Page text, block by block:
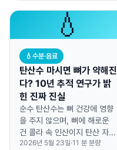
💧
💧 수분·음료
탄산수 마시면 뼈가 약해진
다? 10년 추적 연구가 밝
힌 진짜 진실
순수 탄산수는 뼈 건강에 영향
을 주지 않으며, 뼈에 해로운
건 콜라 속 인산이지 탄산 자체
가 아닙니다.
2026년 5월 23일·11 분 분량